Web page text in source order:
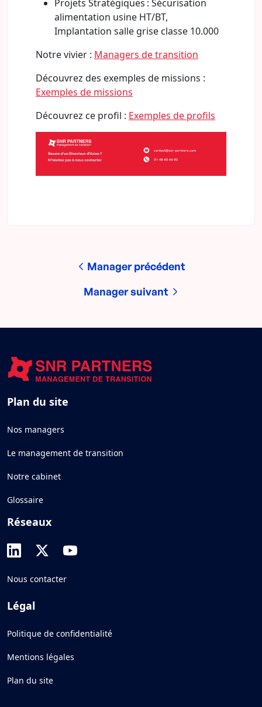
Projets Stratégiques : Sécurisation
alimentation usine HT/BT,
Implantation salle grise classe 10.000
Notre vivier : Managers de transition
Découvrez des exemples de missions :
Exemples de missions
Découvrez ce profil : Exemples de profils
Manager précédent
Manager suivant
Plan du site
Nos managers
Le management de transition
Notre cabinet
Glossaire
Réseaux
Nous contacter
Légal
Politique de confidentialité
Mentions légales
Plan du site